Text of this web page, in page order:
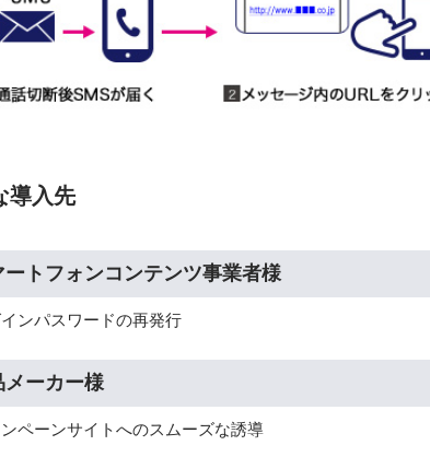
導入先
ートフォンコンテンツ事業者様
ンパスワードの再発行
メーカー様
ペーンサイトへのスムーズな誘導